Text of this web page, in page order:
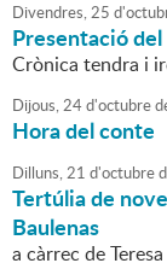
Divendres,25 d'
Presentació
Crònica tendra i
Dijous,24d'octubre
Hora del conte
Dilluns,21 d'octubre
Tertúlia de
Baulenas
a càrrec de